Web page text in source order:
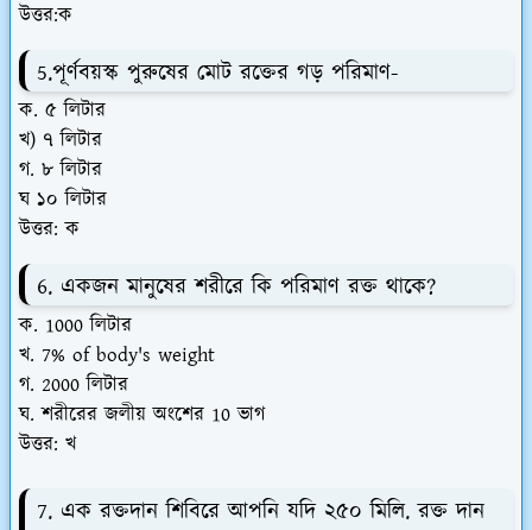
উত্তর:ক
5.পূর্ণবয়স্ক পুরুষের মোট রক্তের গড় পরিমাণ-
ক. ৫ লিটার
খ) ৭ লিটার
গ. ৮ লিটার
ঘ ১০ লিটার
উত্তর: ক
6. একজন মানুষের শরীরে কি পরিমাণ রক্ত থাকে?
ক. 1000 লিটার
খ. 7% of body's weight
গ. 2000 লিটার
ঘ. শরীরের জলীয় অংশের 10 ভাগ
উত্তর: খ
7. এক রক্তদান শিবিরে আপনি যদি ২৫০ মিলি. রক্ত দান